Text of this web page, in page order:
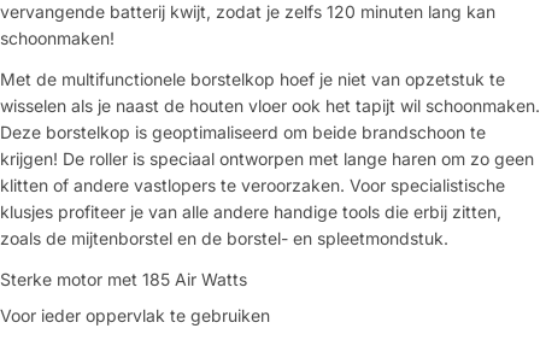
vervangende batterij kwijt, zodat je zelfs 120 minuten lang kan
schoonmaken!
Met de multifunctionele borstelkop hoef je niet van opzetstuk te
wisselen als je naast de houten vloer ook het tapijt wil schoonmaken.
Deze borstelkop is geoptimaliseerd om beide brandschoon te
krijgen! De roller is speciaal ontworpen met lange haren om zo geen
klitten of andere vastlopers te veroorzaken. Voor specialistische
klusjes profiteer je van alle andere handige tools die erbij zitten,
zoals de mijtenborstel en de borstel- en spleetmondstuk.
Sterke motor met 185 Air Watts
Voor ieder oppervlak te gebruiken